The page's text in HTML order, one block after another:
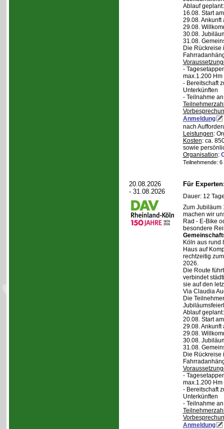
Ablauf geplant:
16.08. Start
29.08. Ankunft
29.08.
30.08.
31.08.
Die Rückreise
-
max.1.200 Hm
- Bereitschaft
Unterkünften
- Teilnahme
Anmeldung
nach
Leistungen:
Kosten: ca.
sowie
Organisation:
Teilnehmende:
20.08.2026
- 31.08.2026
Für
Dauer: 12
Zum Jubiläum
machen wir
Rad - E-Bike
besondere
Köln aus rund
Haus auf
rechtzeitig
2026.
Die Route
verbindet
sie auf den
Via Claudia
Die
Ablauf geplant:
20.08. Start
29.08. Ankunft
29.08.
30.08.
31.08.
Die Rückreise
-
max.1.200 Hm
- Bereitschaft
Unterkünften
- Teilnahme
Anmeldung